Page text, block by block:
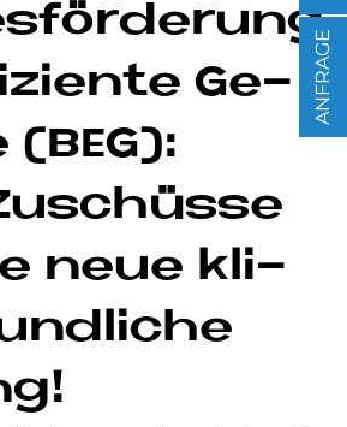
Ge­
neue kli­
ANFRAGE